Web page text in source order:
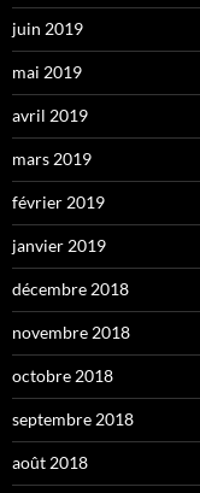
juin 2019
mai 2019
avril 2019
mars 2019
février 2019
janvier 2019
décembre 2018
novembre 2018
octobre 2018
septembre 2018
août 2018